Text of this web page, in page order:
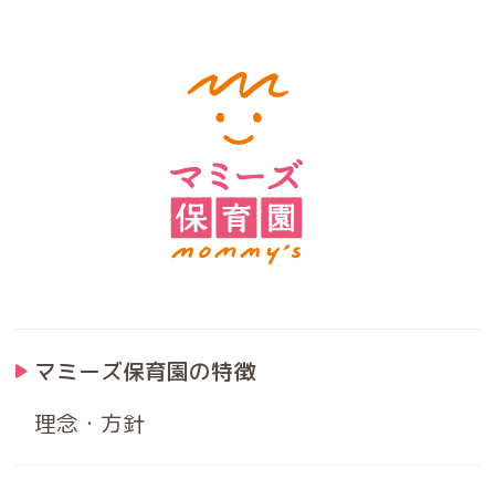
マミーズ保育園の特徴
理念・方針